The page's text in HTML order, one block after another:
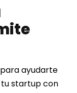
ayudarte
startup con